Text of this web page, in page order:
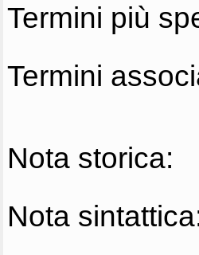
Termini più
Termini
Nota storica:
Nota